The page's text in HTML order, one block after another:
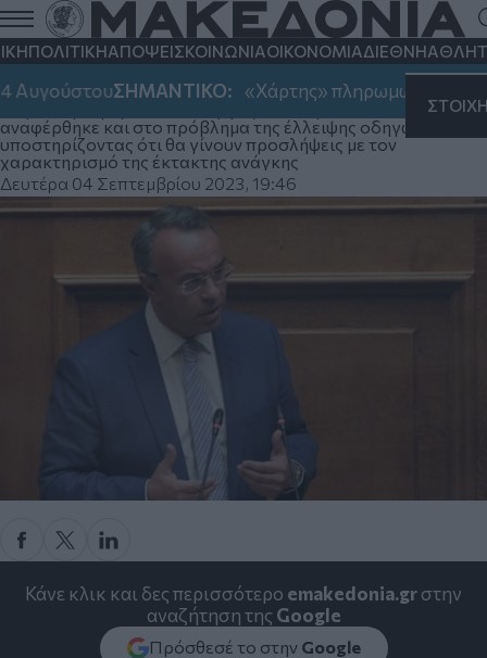
ΠΟΛΙΤΙΚΗΑΠΟΨΕΙΣΚΟΙΝΩΝΙΑΟΙΚΟΝΟΜΙΑΔΙΕΘΝΗ
ΣΗΜΑΝΤΙΚΟ: «Χάρτης» πληρωμών από e-
Ο Χρ. Σταϊκούρας υποσχέθηκε 110
ηλεκτρικά λεωφορεία για τον ΟΑΣΘ τον
Ιανουάριο του 2024
Παράλληλα βέβαια ο υπουργός Υποδομών και Μεταφορών
αναφέρθηκε και στο πρόβλημα της έλλειψης οδηγών,
υποστηρίζοντας ότι θα γίνουν προσλήψεις με τον
χαρακτηρισμό της έκτακτης ανάγκης
Δευτέρα 04 Σεπτεμβρίου 2023, 19:46
Κάνε κλικ και δες περισσότερο emakedonia.grστην
αναζήτηση της Google
Πρόσθεσέ το στην Google